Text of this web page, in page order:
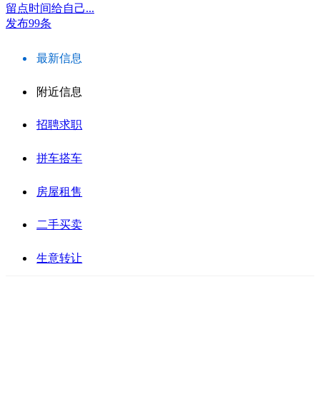
留点时间给自己...
发布99条
最新信息
附近信息
招聘求职
拼车搭车
房屋租售
二手买卖
生意转让